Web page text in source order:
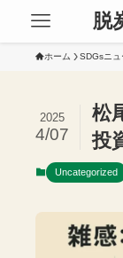
脱
ホーム SDGsニ
松
投
2025
4/07
Uncategorized